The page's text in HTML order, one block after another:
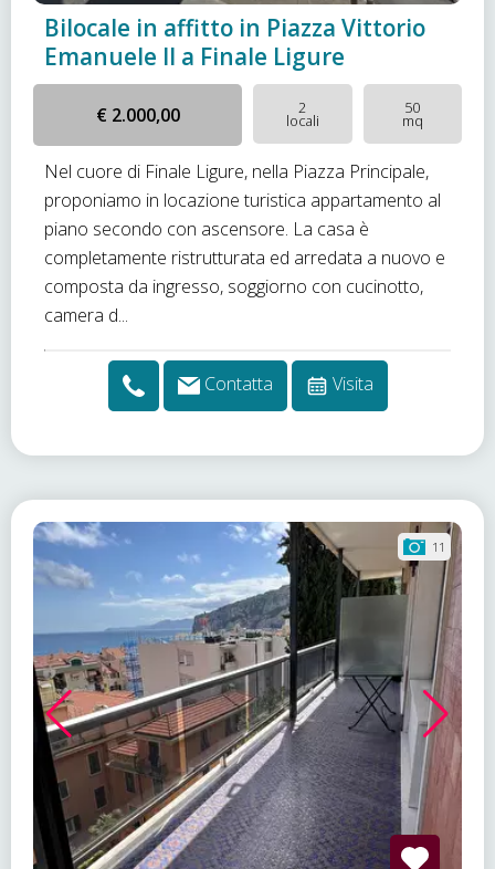
Bilocale in affitto in Piazza Vittorio
Emanuele II a Finale Ligure
€ 2.000,00 2
locali
50
mq
Nel cuore di Finale Ligure, nella Piazza Principale,
proponiamo in locazione turistica appartamento al
piano secondo con ascensore. La casa è
completamente ristrutturata ed arredata a nuovo e
composta da ingresso, soggiorno con cucinotto,
camera d...
Contatta Visita
11